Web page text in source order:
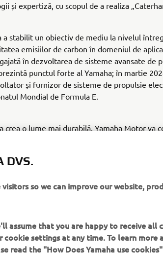
și expertiză, cu scopul de a realiza
a stabilit un obiectiv de mediu la nivelul
emisiilor de carbon în domeniul de
în dezvoltarea de sisteme avansate de
punctul forte al Yamaha; în martie
și furnizor de sisteme de propulsie
Mondial de Formula E.
crea o lume mai durabilă, Yamaha Motor va
DVS.
so we can improve our website,
assume that you are happy to receive all
cookie settings at any time. To learn
read the "How Does Yamaha use